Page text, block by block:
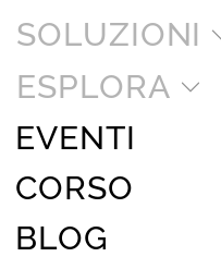
SOLUZIONI
ESPLORA
EVENTI
CORSO
BLOG